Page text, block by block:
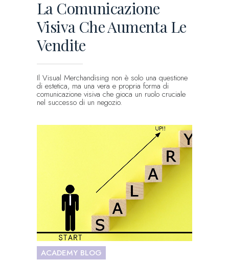
La Comunicazione
Visiva Che Aumenta Le
Vendite
Il Visual Merchandising non è solo una questione
di estetica, ma una vera e propria forma di
comunicazione visiva che gioca un ruolo cruciale
nel successo di un negozio.
ACADEMY BLOG